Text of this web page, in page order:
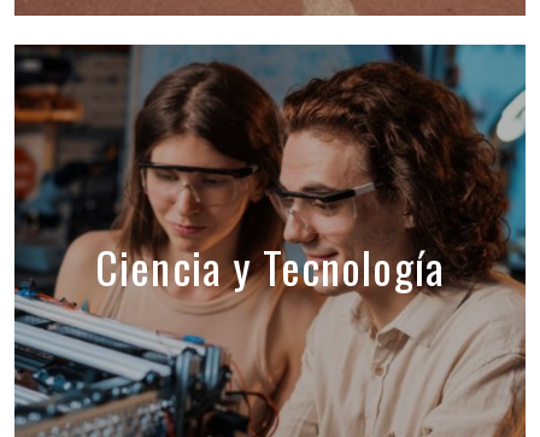
Ciencia y Tecnología